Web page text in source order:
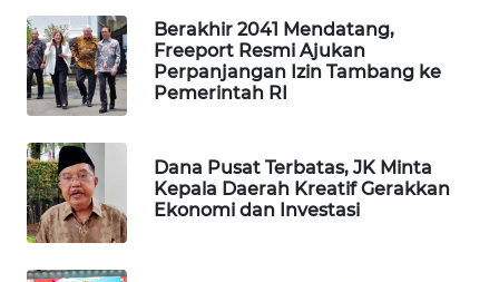
Berakhir 2041 Mendatang,
Freeport Resmi Ajukan
Perpanjangan Izin Tambang ke
Pemerintah RI
Dana Pusat Terbatas, JK Minta
Kepala Daerah Kreatif Gerakkan
Ekonomi dan Investasi
LPKKI
LKKI
KOPEKLIN
PORTAL